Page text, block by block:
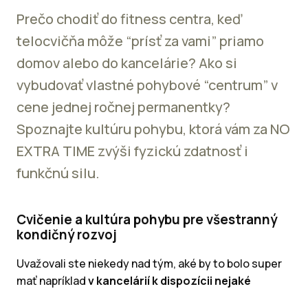
Prečo chodiť do fitness centra, keď
telocvičňa môže “prísť za vami” priamo
domov alebo do kancelárie? Ako si
vybudovať vlastné pohybové “centrum” v
cene jednej ročnej permanentky?
Spoznajte kultúru pohybu, ktorá vám za NO
EXTRA TIME zvýši fyzickú zdatnosť i
funkčnú silu.
Cvičenie a kultúra pohybu pre všestranný
kondičný rozvoj
Uvažovali ste niekedy nad tým, aké by to bolo super
mať napríkladv kancelárií k dispozícii nejaké